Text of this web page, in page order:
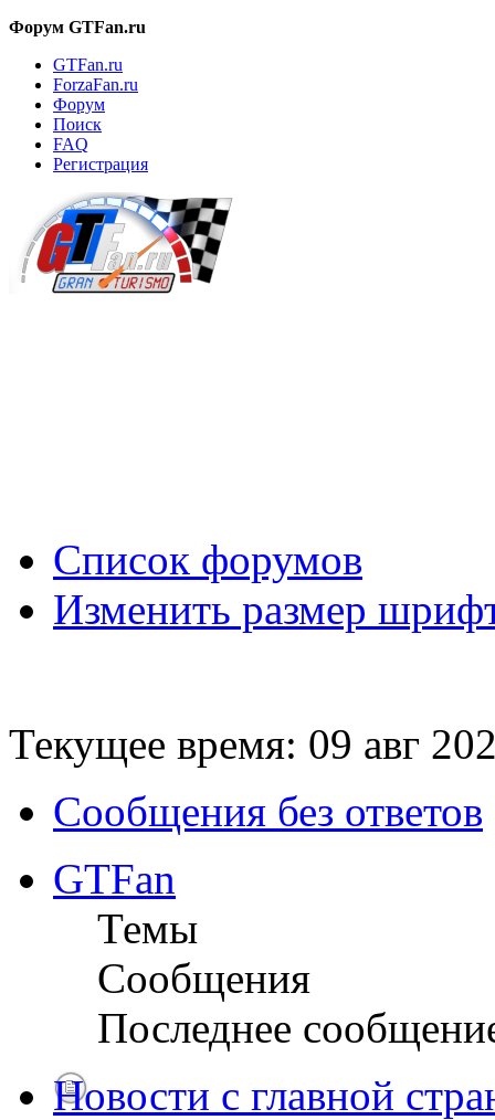
Форум GTFan.ru
GTFan.ru
ForzaFan.ru
Форум
Поиск
FAQ
Регистрация
Список форумов
Изменить размер
Текущее время: 09 авг
Сообщения без ответов
GTFan
Темы
Сообщения
Последнее
Новости с главной